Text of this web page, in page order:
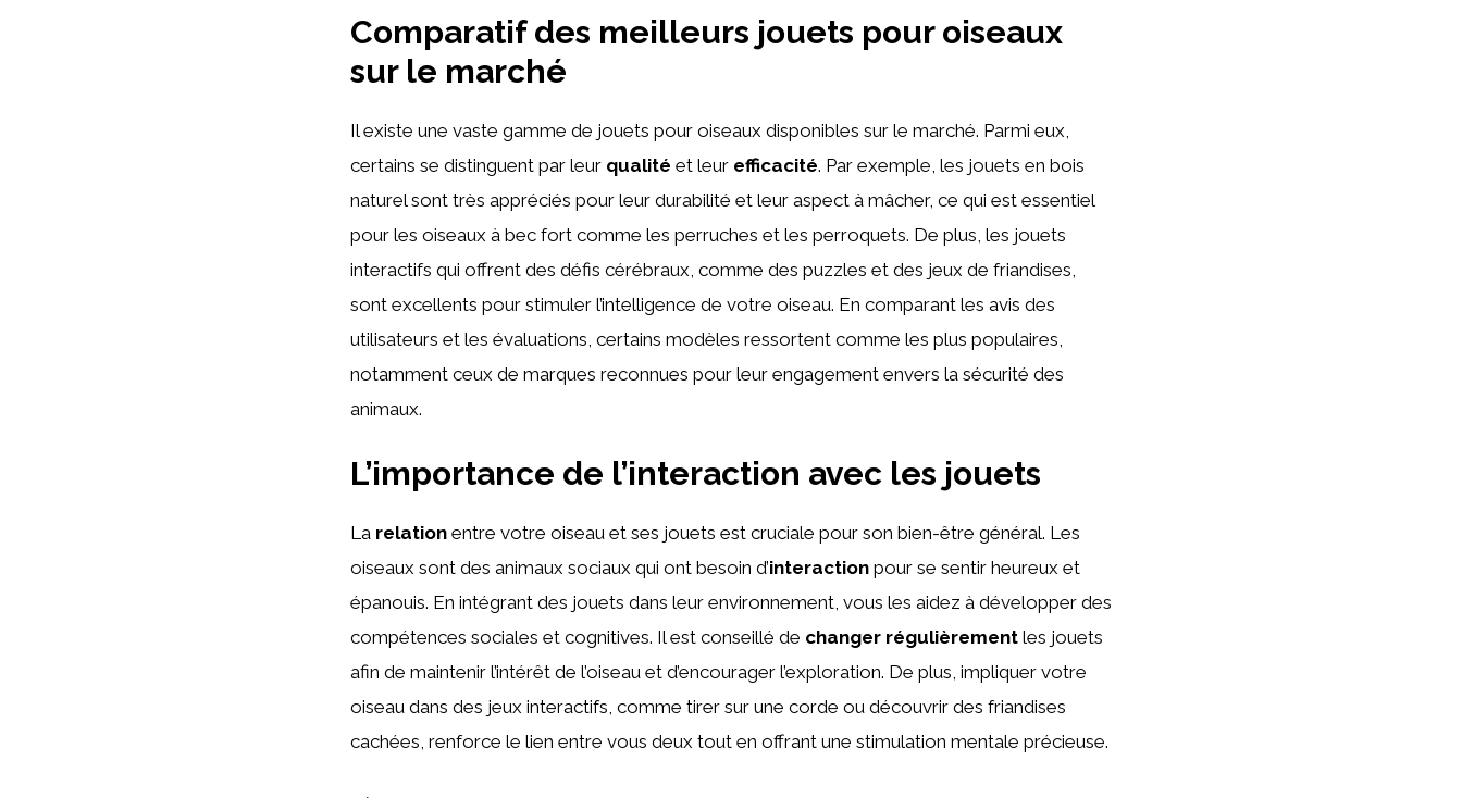
Comparatif des meilleurs jouets pour oiseaux
sur le marché
Il existe une vaste gamme de jouets pour oiseaux disponibles sur le marché. Parmi eux,
certains se distinguent par leur qualité et leur efficacité. Par exemple, les jouets en bois
naturel sont très appréciés pour leur durabilité et leur aspect à mâcher, ce qui est essentiel
pour les oiseaux à bec fort comme les perruches et les perroquets. De plus, les jouets
interactifs qui offrent des défis cérébraux, comme des puzzles et des jeux de friandises,
sont excellents pour stimuler l’intelligence de votre oiseau. En comparant les avis des
utilisateurs et les évaluations, certains modèles ressortent comme les plus populaires,
notamment ceux de marques reconnues pour leur engagement envers la sécurité des
animaux.
L’importance de l’interaction avec les jouets
La relation entre votre oiseau et ses jouets est cruciale pour son bien-être général. Les
oiseaux sont des animaux sociaux qui ont besoin d’interaction pour se sentir heureux et
épanouis. En intégrant des jouets dans leur environnement, vous les aidez à développer des
compétences sociales et cognitives. Il est conseillé de changer régulièrement les jouets
afin de maintenir l’intérêt de l’oiseau et d’encourager l’exploration. De plus, impliquer votre
oiseau dans des jeux interactifs, comme tirer sur une corde ou découvrir des friandises
cachées, renforce le lien entre vous deux tout en offrant une stimulation mentale précieuse.